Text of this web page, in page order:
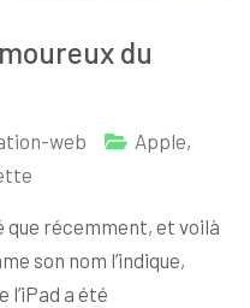
du
web Apple,
que récemment, et voilà
son nom l’indique,
a été